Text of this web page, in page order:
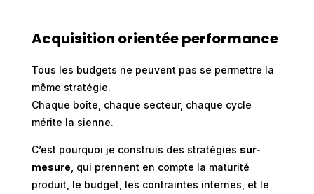
Acquisition orientée performance
Tous les budgets ne peuvent pas se permettre la
même stratégie.
Chaque boîte, chaque secteur, chaque cycle
mérite la sienne.
C’est pourquoi je construis des stratégies sur-
mesure , qui prennent en compte la maturité
produit, le budget, les contraintes internes, et le